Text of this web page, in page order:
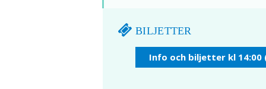
BILJETTER
Info och biljetter kl 14:00